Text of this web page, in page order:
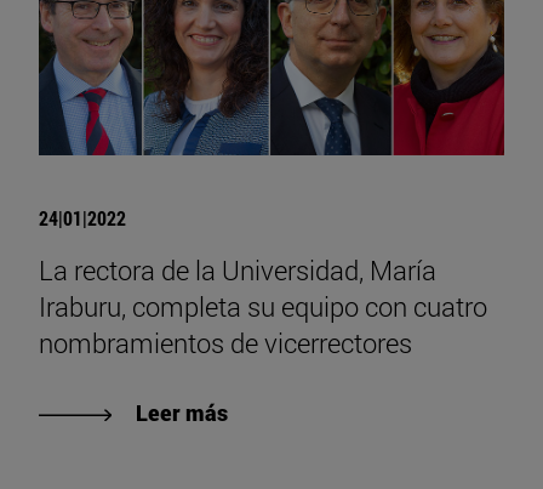
24|01|2022
La rectora de la Universidad, María
Iraburu, completa su equipo con cuatro
nombramientos de vicerrectores
Leer más